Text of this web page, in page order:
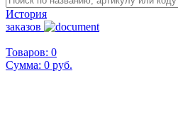
История
заказов
Товаров: 0
Сумма: 0 руб.